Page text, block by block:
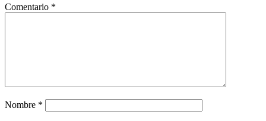
Comentario *
Nombre *